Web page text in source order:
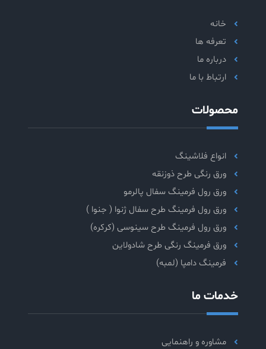
خانه
تعرفه ها
درباره ما
ارتباط با ما
محصولات
انواع فلاشینگ
ورق رنگی طرح ذوزنقه
ورق رول فرمینگ سفال پالرمو
ورق رول فرمینگ طرح سفال ژنوا ( جنوا )
ورق رول فرمینگ طرح سینوسی (کرکره)
ورق فرمینگ رنگی طرح شادولاین
فرمینگ دامپا (لمبه)
خدمات ما
مشاوره و راهنمایی